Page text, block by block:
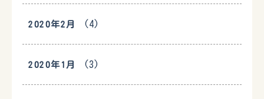
2020年2月 (4)
2020年1月 (3)